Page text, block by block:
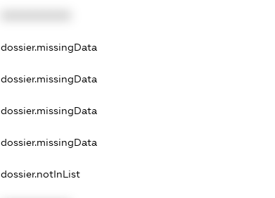
dossier.missingData
dossier.missingData
dossier.missingData
dossier.missingData
dossier.notInList